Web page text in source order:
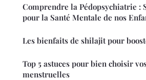
Comprendre la Pédopsychiatrie :
pour la Santé Mentale de nos
Les bienfaits de shilajit pour
Top 5 astuces pour bien choisir
menstruelles